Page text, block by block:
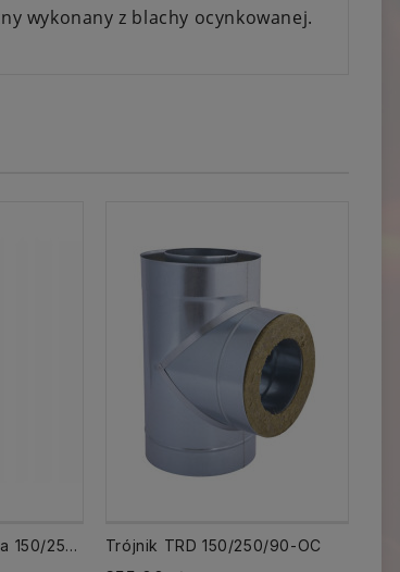
wykonany z blachy ocynkowanej.
Rura RPD dwuścienna 150/250 izolowana dł. 1000 mm 1 mb
Trójnik TRD 150/250/90-OC